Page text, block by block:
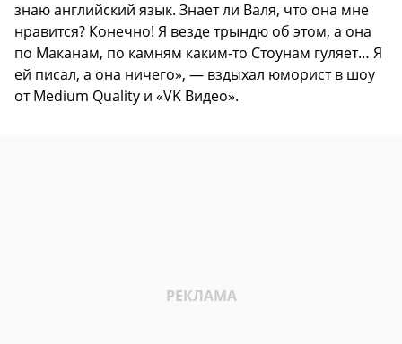
знаю английский язык. Знает ли Валя, что она мне
нравится? Конечно! Я везде трындю об этом, а она
по Маканам, по камням каким-то Стоунам гуляет… Я
ей писал, а она ничего», — вздыхал юморист в шоу
от Medium Quality и «VK Видео».